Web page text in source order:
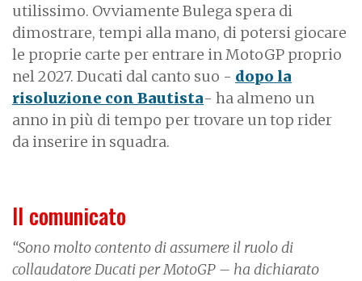
utilissimo. Ovviamente Bulega spera di
dimostrare, tempi alla mano, di potersi giocare
le proprie carte per entrare in MotoGP proprio
nel 2027. Ducati dal canto suo - dopo la
risoluzione con Bautista- ha almeno un
anno in più di tempo per trovare un top rider
da inserire in squadra.
Il comunicato
“Sono molto contento di assumere il ruolo di
collaudatore Ducati per MotoGP – ha dichiarato